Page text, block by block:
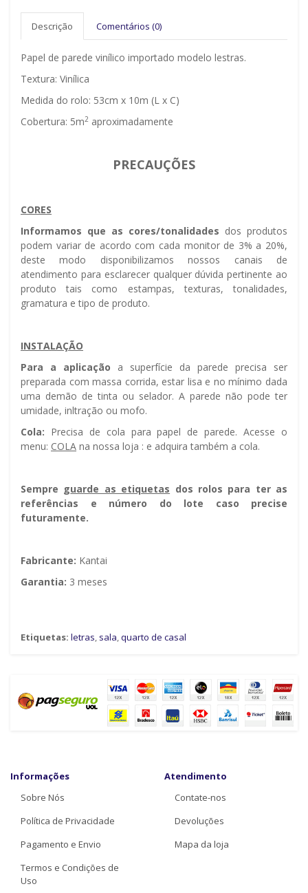
Descrição Comentários (0)
Papel de parede vinílico importado modelo lestras.
Textura: Vinílica
Medida do rolo: 53cm x 10m (L x C)
Cobertura: 5m2 aproximadamente
PRECAUÇÕES
CORES
Informamos que as cores/tonalidades dos produtos
podem variar de acordo com cada monitor de 3% a 20%,
deste modo disponibilizamos nossos canais de
atendimento para esclarecer qualquer dúvida pertinente ao
produto tais como estampas, texturas, tonalidades,
gramatura e tipo de produto.
INSTALAÇÃO
Para a aplicação a superfície da parede precisa ser
preparada com massa corrida, estar lisa e no mínimo dada
uma demão de tinta ou selador. A parede não pode ter
umidade, infiltração ou mofo.
Cola: Precisa de cola para papel de parede. Acesse o
menu: COLA na nossa loja : e adquira também a cola.
Sempre guarde as etiquetas dos rolos para ter as
referências e número do lote caso precise
futuramente.
Fabricante: Kantai
Garantia: 3 meses
Etiquetas: letras, sala,quarto de casal
Informações
Sobre Nós
Política de Privacidade
Pagamento e Envio
Termos e Condições de
Uso
Atendimento
Contate-nos
Devoluções
Mapa da loja